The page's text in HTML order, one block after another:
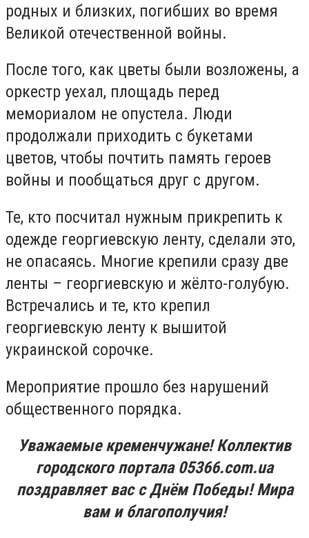
родных и близких, погибших во время
Великой отечественной войны.
После того, как цветы были возложены, а
оркестр уехал, площадь перед
мемориалом не опустела. Люди
продолжали приходить с букетами
цветов, чтобы почтить память героев
войны и пообщаться друг с другом.
Те, кто посчитал нужным прикрепить к
одежде георгиевскую ленту, сделали это,
не опасаясь. Многие крепили сразу две
ленты – георгиевскую и жёлто-голубую.
Встречались и те, кто крепил
георгиевскую ленту к вышитой
украинской сорочке.
Мероприятие прошло без нарушений
общественного порядка.
Уважаемые кременчужане! Коллектив
городского портала 05366.com.ua
поздравляет вас с Днём Победы! Мира
вам и благополучия!